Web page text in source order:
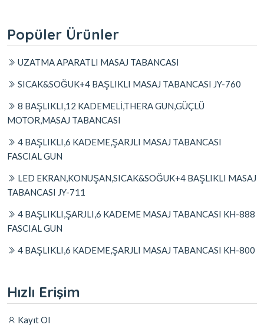
Popüler Ürünler
UZATMA APARATLI MASAJ TABANCASI
SICAK&SOĞUK+4 BAŞLIKLI MASAJ TABANCASI JY-760
8 BAŞLIKLI,12 KADEMELİ,THERA GUN,GÜÇLÜ
MOTOR,MASAJ TABANCASI
4 BAŞLIKLI,6 KADEME,ŞARJLI MASAJ TABANCASI
FASCIAL GUN
LED EKRAN,KONUŞAN,SICAK&SOĞUK+4 BAŞLIKLI MASAJ
TABANCASI JY-711
4 BAŞLIKLI,ŞARJLI,6 KADEME MASAJ TABANCASI KH-888
FASCIAL GUN
4 BAŞLIKLI,6 KADEME,ŞARJLI MASAJ TABANCASI KH-800
Hızlı Erişim
Kayıt Ol